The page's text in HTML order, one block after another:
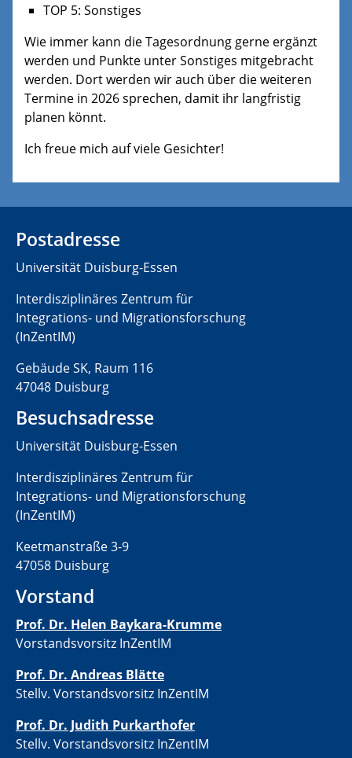
TOP 5: Sonstiges
Wie immer kann die Tagesordnung gerne ergänzt
werden und Punkte unter Sonstiges mitgebracht
werden. Dort werden wir auch über die weiteren
Termine in 2026 sprechen, damit ihr langfristig
planen könnt.
Ich freue mich auf viele Gesichter!
Postadresse
Universität Duisburg-Essen
Interdisziplinäres Zentrum für
Integrations- und Migrationsforschung
(InZentIM)
Gebäude SK, Raum 116
47048 Duisburg
Besuchsadresse
Universität Duisburg-Essen
Interdisziplinäres Zentrum für
Integrations- und Migrationsforschung
(InZentIM)
Keetmanstraße 3-9
47058 Duisburg
Vorstand
Prof. Dr. Helen Baykara-Krumme
Vorstandsvorsitz InZentIM
Prof. Dr. Andreas Blätte
Stellv. Vorstandsvorsitz InZentIM
Prof. Dr. Judith Purkarthofer
Stellv. Vorstandsvorsitz InZentIM